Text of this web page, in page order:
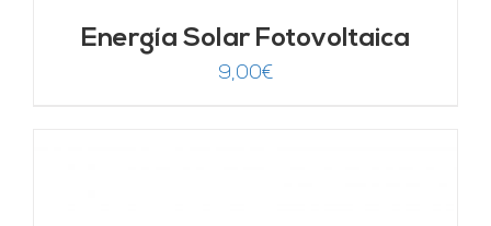
Energía Solar Fotovoltaica
9,00€